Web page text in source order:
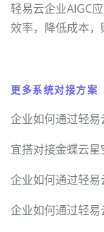
轻易云企业AIGC
效率，降低成本，
更多系统对接方案
企业如何通过轻
宜搭对接金蝶云星
企业如何通过轻
企业如何通过轻